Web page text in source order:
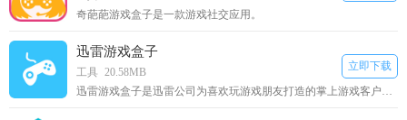
奇葩葩游戏盒子是一款游戏社交应用。
迅雷游戏盒子
工具 20.58MB
迅雷游戏盒子是迅雷公司为喜欢玩游戏朋友打造的掌上游戏客户端。
立即下载